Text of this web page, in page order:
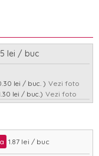
lei / buc
lei / buc. ) Vezi foto
lei / buc.) Vezi foto
(+ 0.35 lei / buc.)
1.87 lei / buc